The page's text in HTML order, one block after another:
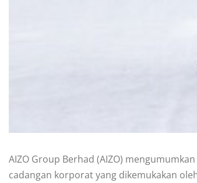
AIZO Group Berhad (AIZO)
cadangan korporat yang dikemukakan